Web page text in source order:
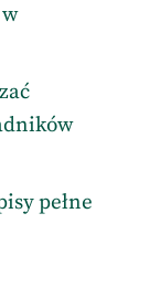
pełne